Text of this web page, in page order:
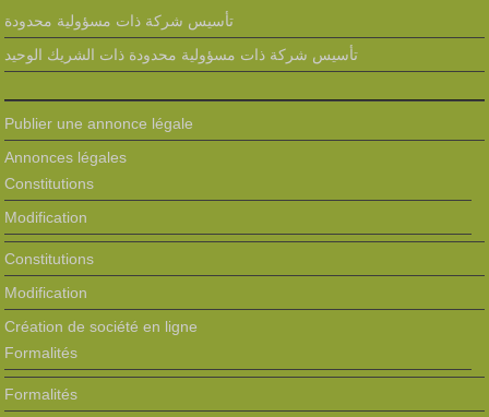
تأسيس شركة ذات مسؤولية محدودة
تأسيس شركة ذات مسؤولية محدودة ذات الشريك الوحيد
Publier une annonce légale
Annonces légales
Constitutions
Modification
Constitutions
Modification
Création de société en ligne
Formalités
Formalités